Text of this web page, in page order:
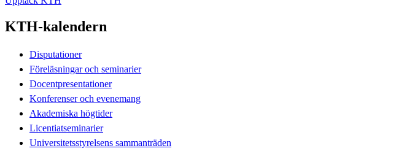
KTH-kalendern
Disputationer
Föreläsningar och seminarier
Docentpresentationer
Konferenser och evenemang
Akademiska högtider
Licentiatseminarier
Universitetsstyrelsens sammanträden